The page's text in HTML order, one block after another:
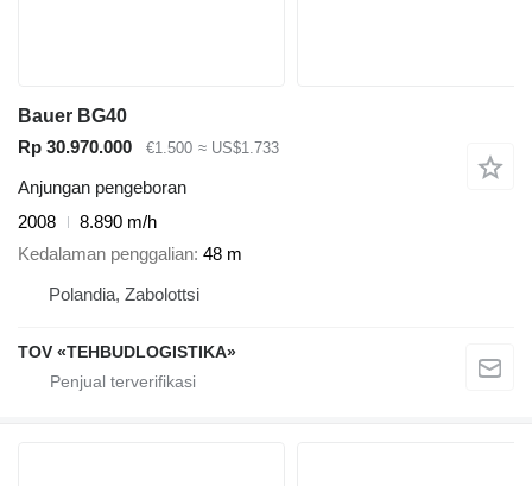
Bauer BG40
Rp 30.970.000
€1.500 ≈ US$1.733
Anjungan pengeboran
2008
8.890 m/h
Kedalaman penggalian 48 m
Polandia, Zabolottsi
TOV «TEHBUDLOGISTIKA»